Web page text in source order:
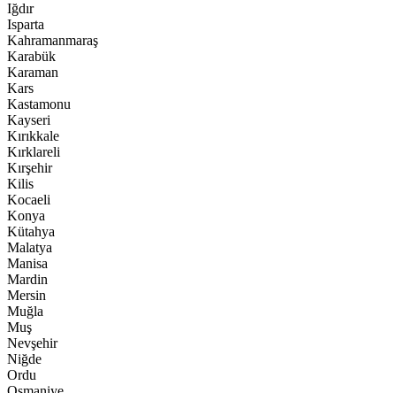
Iğdır
Isparta
Kahramanmaraş
Karabük
Karaman
Kars
Kastamonu
Kayseri
Kırıkkale
Kırklareli
Kırşehir
Kilis
Kocaeli
Konya
Kütahya
Malatya
Manisa
Mardin
Mersin
Muğla
Muş
Nevşehir
Niğde
Ordu